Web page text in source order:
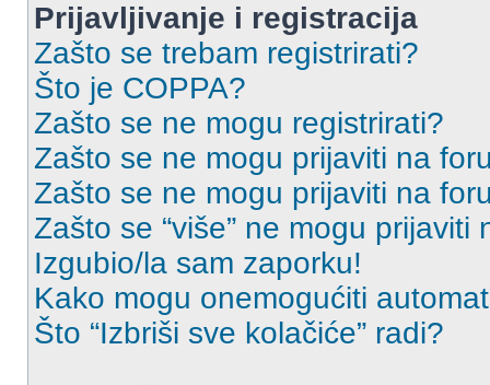
Prijavljivanje i registracija
Zašto se trebam registrirati?
Što je COPPA?
Zašto se ne mogu registrirati?
Zašto se ne mogu prijaviti na
Zašto se ne mogu prijaviti na
Zašto se “više” ne mogu prijaviti
Izgubio/la sam zaporku!
Kako mogu onemogućiti
Što “Izbriši sve kolačiće” radi?